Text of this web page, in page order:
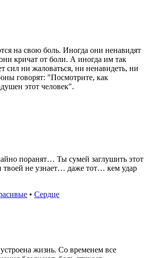
на свою боль. Иногда они ненавидят
кричат от боли. А иногда им так
сил ни жаловаться, ни ненавидеть, ни
говорят: "Посмотрите, как
этот человек".
поранят… Ты сумей заглушить этот
не узнает… даже тот… кем удар
• Сердце
жизнь. Со временем все